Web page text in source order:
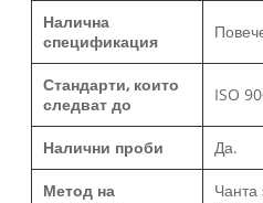
Налична
спецификация
Стандарти, които
следват до
ISO
Налични проби Да.
Метод на
Чанта